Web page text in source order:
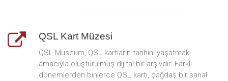
QSL Kart Müzesi
QSL Museum, QSL kartların tarihini yaşatmak
amacıyla oluşturulmuş dijital bir arşivdir. Farklı
dönemlerden binlerce QSL kartı, çağdaş bir sanal